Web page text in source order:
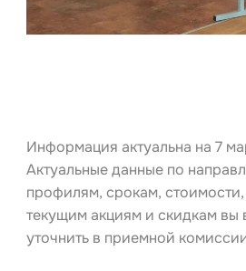
Информация актуальна на 7
Актуальные данные по
профилям, срокам,
текущим акциям и скидкам вы
уточнить в приемной